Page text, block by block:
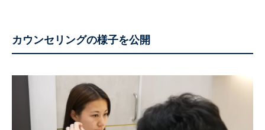
カウンセリングの様子を公開